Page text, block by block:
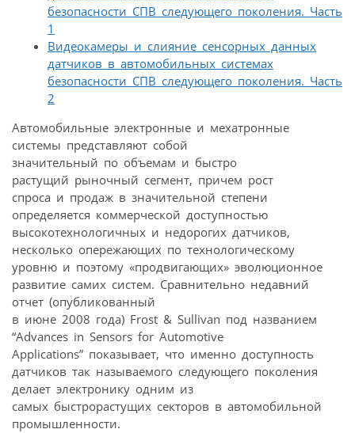
безопасности СПВ следующего поколения. Часть
1
Видеокамеры и слияние сенсорных данных
датчиков в автомобильных системах
безопасности СПВ следующего поколения. Часть
2
Автомобильные электронные и мехатронные
системы представляют собой
значительный по объемам и быстро
растущий рыночный сегмент, причем рост
спроса и продаж в значительной степени
определяется коммерческой доступностью
высокотехнологичных и недорогих датчиков,
несколько опережающих по технологическому
уровню и поэтому «продвигающих» эволюционное
развитие самих систем. Сравнительно недавний
отчет (опубликованный
в июне 2008 года) Frost & Sullivan под названием
“Advances in Sensors for Automotive
Applications” показывает, что именно доступность
датчиков так называемого следующего поколения
делает электронику одним из
самых быстрорастущих секторов в автомобильной
промышленности.